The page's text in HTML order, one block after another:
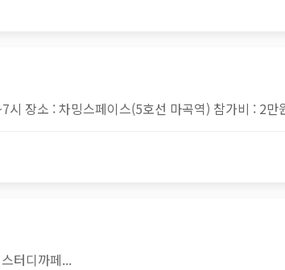
장소 : 차밍스페이스(5호선 마곡역) 참가비 : 2
터디까페...